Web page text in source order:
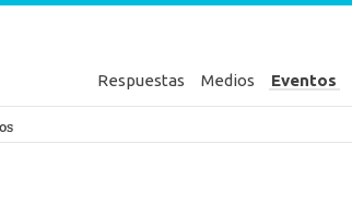
Respuestas Medios Eventos
Génesis